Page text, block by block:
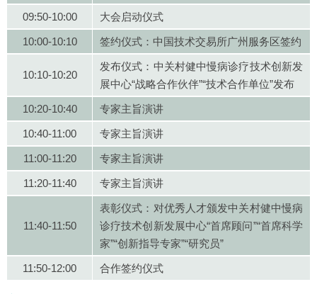
09:50-10:00 大会启动仪式
10:00-10:10 签约仪式：中国技术交易所广州服务区签约
10:10-10:20
发布仪式：中关村健中慢病诊疗技术创新发
展中心“战略合作伙伴”“技术合作单位”发布
10:20-10:40 专家主旨演讲
10:40-11:00 专家主旨演讲
11:00-11:20 专家主旨演讲
11:20-11:40 专家主旨演讲
11:40-11:50
表彰仪式：对优秀人才颁发中关村健中慢病
诊疗技术创新发展中心“首席顾问”“首席科学
家”“创新指导专家”“研究员”
11:50-12:00 合作签约仪式